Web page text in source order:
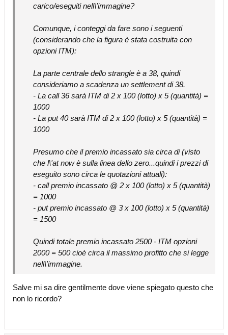
carico/eseguiti nell\'immagine?
Comunque, i conteggi da fare sono i seguenti
(considerando che la figura è stata costruita con
opzioni ITM):
La parte centrale dello strangle è a 38, quindi
consideriamo a scadenza un settlement di 38.
- La call 36 sarà ITM di 2 x 100 (lotto) x 5 (quantità) =
1000
- La put 40 sarà ITM di 2 x 100 (lotto) x 5 (quantità) =
1000
Presumo che il premio incassato sia circa di (visto
che l\'at now è sulla linea dello zero...quindi i prezzi di
eseguito sono circa le quotazioni attuali):
- call premio incassato @ 2 x 100 (lotto) x 5 (quantità)
= 1000
- put premio incassato @ 3 x 100 (lotto) x 5 (quantità)
= 1500
Quindi totale premio incassato 2500 - ITM opzioni
2000 = 500 cioè circa il massimo profitto che si legge
nell\'immagine.
Salve mi sa dire gentilmente dove viene spiegato questo che
non lo ricordo?